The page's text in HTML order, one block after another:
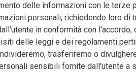
delle informazioni con le terze
personali, richiedendo loro di
in conformità con l'accordo,
delle leggi e dei regolamenti
trasferiremo o
sensibili fornite dall'utente a